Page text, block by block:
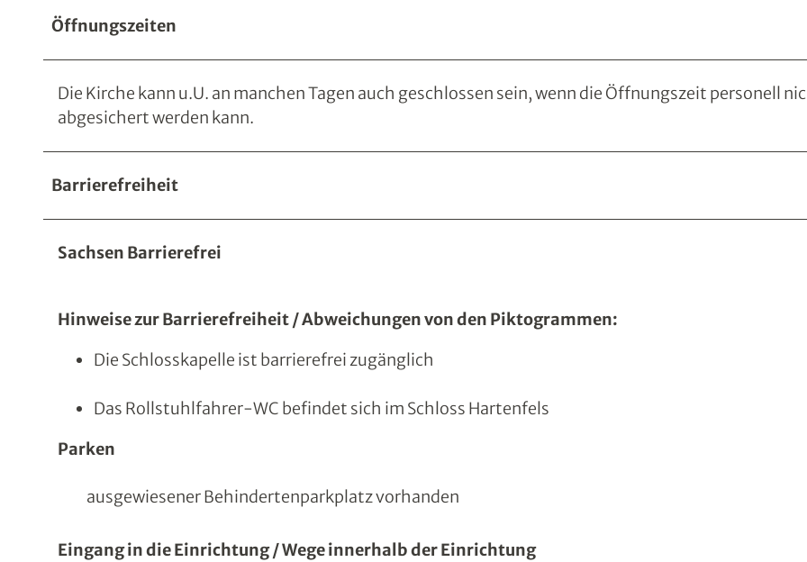
Öffnungszeiten
Die Kirche kann u.U. an manchen Tagen auch geschlossen sein, wenn die Öffnungszeit personell
abgesichert werden kann.
Barrierefreiheit
Sachsen Barrierefrei
Hinweise zur Barrierefreiheit / Abweichungen von den Piktogrammen:
Die Schlosskapelle ist barrierefrei zugänglich
Das Rollstuhlfahrer-WC befindet sich im Schloss Hartenfels
Parken
ausgewiesener Behindertenparkplatz vorhanden
Eingang in die Einrichtung / Wege innerhalb der Einrichtung